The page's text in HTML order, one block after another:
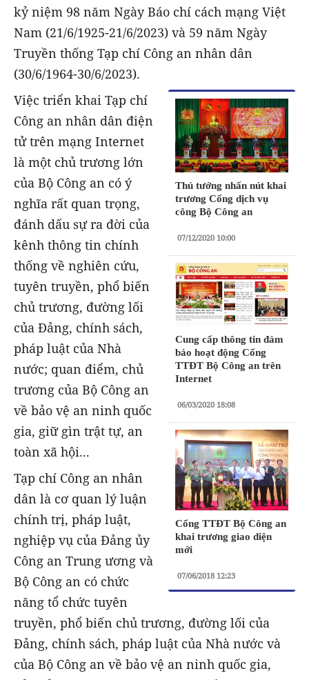
kỷ niệm 98 năm Ngày Báo chí cách mạng Việt
Nam (21/6/1925-21/6/2023) và 59 năm Ngày
Truyền thống Tạp chí Công an nhân dân
(30/6/1964-30/6/2023).
Thủ tướng nhấn nút khai
trương Cổng dịch vụ
công Bộ Công an
07/12/2020 10:00
Cung cấp thông tin đảm
bảo hoạt động Cổng
TTĐT Bộ Công an trên
Internet
06/03/2020 18:08
Cổng TTĐT Bộ Công an
khai trương giao diện
mới
07/06/2018 12:23
Việc triển khai Tạp chí
Công an nhân dân điện
tử trên mạng Internet
là một chủ trương lớn
của Bộ Công an có ý
nghĩa rất quan trọng,
đánh dấu sự ra đời của
kênh thông tin chính
thống về nghiên cứu,
tuyên truyền, phổ biến
chủ trương, đường lối
của Đảng, chính sách,
pháp luật của Nhà
nước; quan điểm, chủ
trương của Bộ Công an
về bảo vệ an ninh quốc
gia, giữ gìn trật tự, an
toàn xã hội...
Tạp chí Công an nhân
dân là cơ quan lý luận
chính trị, pháp luật,
nghiệp vụ của Đảng ủy
Công an Trung ương và
Bộ Công an có chức
năng tổ chức tuyên
truyền, phổ biến chủ trương, đường lối của
Đảng, chính sách, pháp luật của Nhà nước và
của Bộ Công an về bảo vệ an ninh quốc gia,